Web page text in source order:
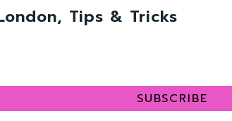
Tips & Tricks
SUBSCRIBE